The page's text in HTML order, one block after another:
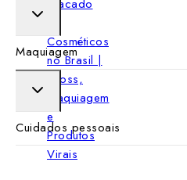
TOGGLE
CHILD
MENU
Maquiagem
TOGGLE
CHILD
MENU
Cuidados pessoais